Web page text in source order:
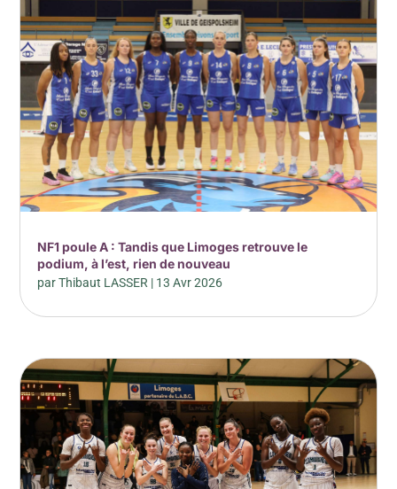
NF1 poule A : Tandis que Limoges retrouve le
podium, à l’est, rien de nouveau
parThibaut LASSER | 13 Avr 2026